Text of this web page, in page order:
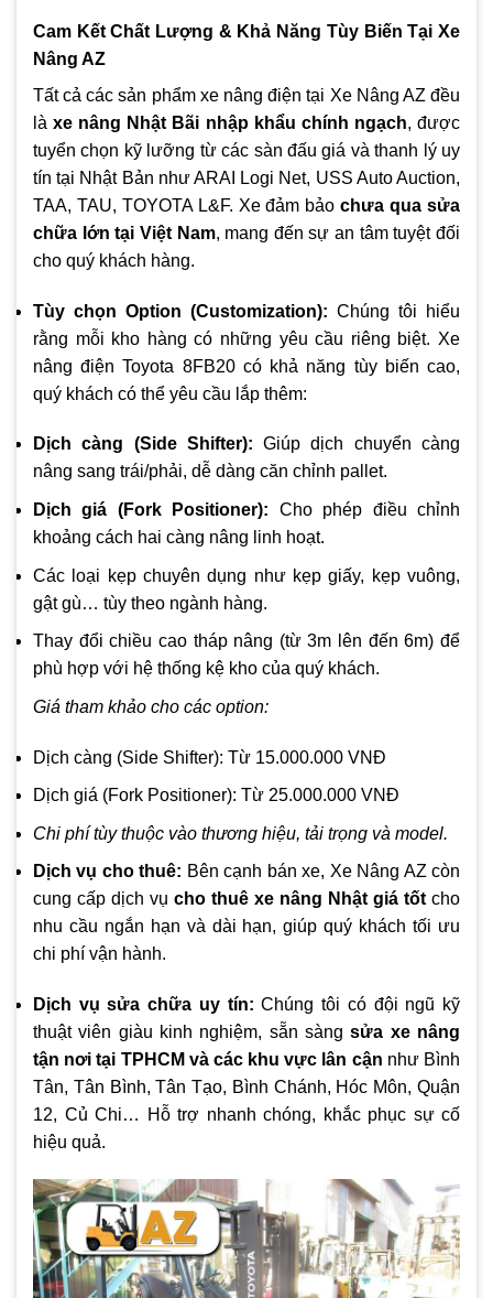
Cam Kết Chất Lượng & Khả Năng Tùy Biến Tại Xe
Nâng AZ
Tất cả các sản phẩm xe nâng điện tại Xe Nâng AZ đều
làxe nâng Nhật Bãi nhập khẩu chính ngạch, được
tuyển chọn kỹ lưỡng từ các sàn đấu giá và thanh lý uy
tín tại Nhật Bản như ARAI Logi Net, USS Auto Auction,
TAA, TAU, TOYOTA L&F. Xe đảm bảochưa qua sửa
chữa lớn tại Việt Nam, mang đến sự an tâm tuyệt đối
cho quý khách hàng.
Tùy chọn Option (Customization): Chúng tôi hiểu
rằng mỗi kho hàng có những yêu cầu riêng biệt. Xe
nâng điện Toyota 8FB20 có khả năng tùy biến cao,
quý khách có thể yêu cầu lắp thêm:
Dịch càng (Side Shifter): Giúp dịch chuyển càng
nâng sang trái/phải, dễ dàng căn chỉnh pallet.
Dịch giá (Fork Positioner): Cho phép điều chỉnh
khoảng cách hai càng nâng linh hoạt.
Các loại kẹp chuyên dụng như kẹp giấy, kẹp vuông,
gật gù… tùy theo ngành hàng.
Thay đổi chiều cao tháp nâng (từ 3m lên đến 6m) để
phù hợp với hệ thống kệ kho của quý khách.
Giá tham khảo cho các option:
Dịch càng (Side Shifter): Từ 15.000.000 VNĐ
Dịch giá (Fork Positioner): Từ 25.000.000 VNĐ
Chi phí tùy thuộc vào thương hiệu, tải trọng và model.
Dịch vụ cho thuê: Bên cạnh bán xe, Xe Nâng AZ còn
cung cấp dịch vụ cho thuê xe nâng Nhật giá tốt cho
nhu cầu ngắn hạn và dài hạn, giúp quý khách tối ưu
chi phí vận hành.
Dịch vụ sửa chữa uy tín: Chúng tôi có đội ngũ kỹ
thuật viên giàu kinh nghiệm, sẵn sàngsửa xe nâng
tận nơi tại TPHCM và các khu vực lân cận như Bình
Tân, Tân Bình, Tân Tạo, Bình Chánh, Hóc Môn, Quận
12, Củ Chi… Hỗ trợ nhanh chóng, khắc phục sự cố
hiệu quả.